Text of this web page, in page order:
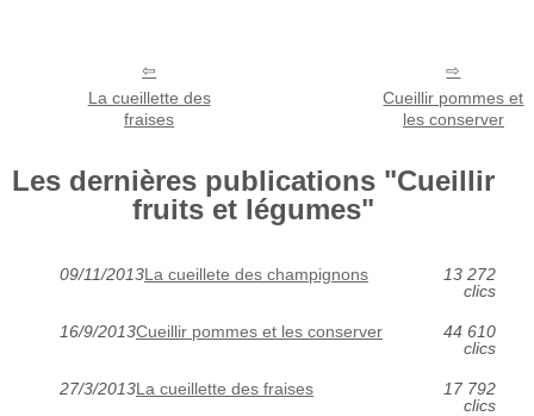
La cueillette des
fraises
Cueillir pommes et
les conserver
Les dernières publications "Cueillir
fruits et légumes"
09/11/2013La cueillete des champignons
13 272
clics
16/9/2013Cueillir pommes et les conserver
44 610
clics
27/3/2013La cueillette des fraises
17 792
clics